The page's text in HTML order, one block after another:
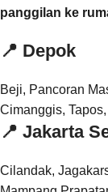
panggilan ke
📍 Depok
Beji, Pancoran
Cimanggis,
📍 Jakarta
Cilandak,